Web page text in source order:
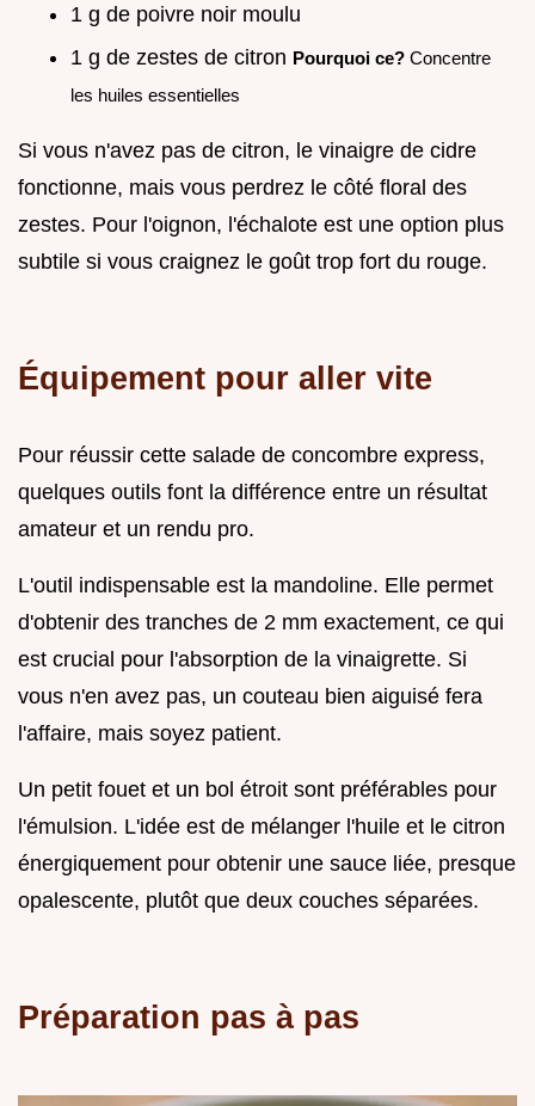
1 g de poivre noir moulu
1 g de zestes de citron Pourquoi ce? Concentre
les huiles essentielles
Si vous n'avez pas de citron, le vinaigre de cidre
fonctionne, mais vous perdrez le côté floral des
zestes. Pour l'oignon, l'échalote est une option plus
subtile si vous craignez le goût trop fort du rouge.
Équipement pour aller vite
Pour réussir cette salade de concombre express,
quelques outils font la différence entre un résultat
amateur et un rendu pro.
L'outil indispensable est la mandoline. Elle permet
d'obtenir des tranches de 2 mm exactement, ce qui
est crucial pour l'absorption de la vinaigrette. Si
vous n'en avez pas, un couteau bien aiguisé fera
l'affaire, mais soyez patient.
Un petit fouet et un bol étroit sont préférables pour
l'émulsion. L'idée est de mélanger l'huile et le citron
énergiquement pour obtenir une sauce liée, presque
opalescente, plutôt que deux couches séparées.
Préparation pas à pas